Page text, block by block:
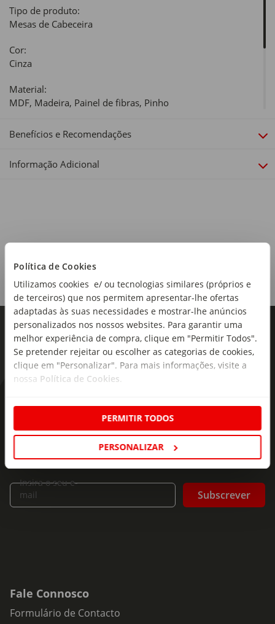
Política de Cookies
Utilizamos cookies e/ ou tecnologias similares (próprios e
de terceiros) que nos permitem apresentar-lhe ofertas
adaptadas às suas necessidades e mostrar-lhe anúncios
personalizados nos nossos websites. Para garantir uma
melhor experiência de compra, clique em "Permitir Todos".
Se pretender rejeitar ou escolher as categorias de cookies,
clique em "Personalizar". Para mais informações, visite a
nossa Política de Cookies
PERMITIR TODOS
PERSONALIZAR
Tipo de produto:
Mesas de Cabeceira
Cor:
Cinza
Material:
MDF, Madeira, Painel de fibras, Pinho
Dimensões:
Comprimento x Altura x Largura: 35 x 46,5 x 35 cm
Linha:
Benefícios e Recomendações
Informação Adicional
As novidades mais frescas no
Subscreva e descubra campanhas exclusivas,
ofertas e novidades para si.
Insira o seu e-
mail
Subscrever
Fale Connosco
Formulário de Contacto